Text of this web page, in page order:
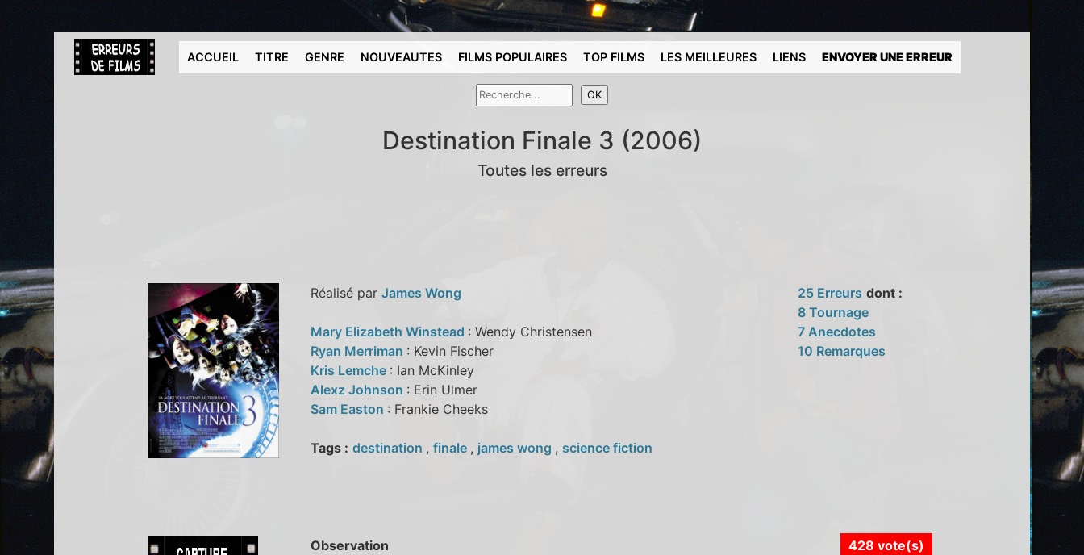
ACCUEIL TITRE GENRE NOUVEAUTES FILMS POPULAIRES TOP FILMS LES MEILLEURES LIENS ENVOYER UNE ERREUR
Destination Finale 3 (2006)
Toutes les erreurs
Réalisé par James Wong
Mary Elizabeth Winstead : Wendy Christensen
Ryan Merriman : Kevin Fischer
Kris Lemche : Ian McKinley
Alexz Johnson : Erin Ulmer
Sam Easton : Frankie Cheeks
Tags : destination , finale , james wong , science fiction
25 Erreurs dont :
8 Tournage
7 Anecdotes
10 Remarques
Observation
428 vote(s)